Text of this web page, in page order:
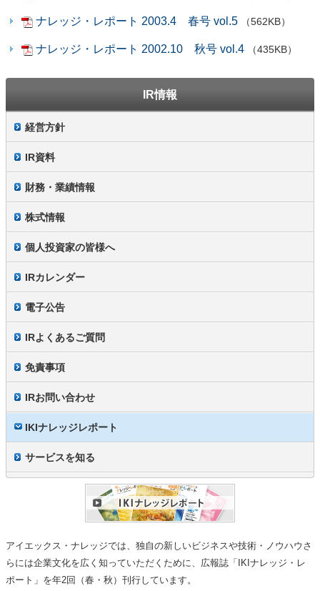
IR情報
経営方針
IR資料
財務・業績情報
株式情報
個人投資家の皆様へ
IRカレンダー
電子公告
IRよくあるご質問
免責事項
IRお問い合わせ
IKIナレッジレポート
サービスを知る
アイエックス・ナレッジでは、独自の新しいビジネスや技術・ノウハウさ
らには企業文化を広く知っていただくために、広報誌「IKIナレッジ・レ
ポート」を年2回（春・秋）刊行しています。
ナレッジ・レポート 2003.4 春号 vol.5 （562KB）
ナレッジ・レポート 2002.10 秋号 vol.4 （435KB）